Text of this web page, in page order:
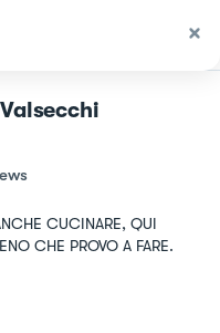
CUCINARE, QUI
CHE PROVO A FARE.